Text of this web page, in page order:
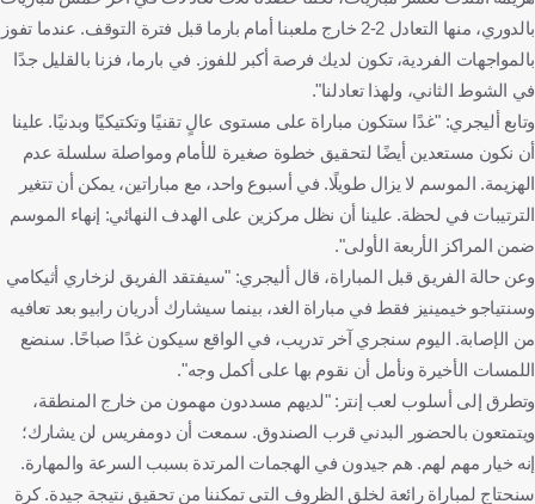
بالدوري، منها التعادل 2-2 خارج ملعبنا أمام بارما قبل فترة التوقف. عندما تفوز
بالمواجهات الفردية، تكون لديك فرصة أكبر للفوز. في بارما، فزنا بالقليل جدًا
في الشوط الثاني، ولهذا تعادلنا".
وتابع أليجري: "غدًا ستكون مباراة على مستوى عالٍ تقنيًا وتكتيكيًا وبدنيًا. علينا
أن نكون مستعدين أيضًا لتحقيق خطوة صغيرة للأمام ومواصلة سلسلة عدم
الهزيمة. الموسم لا يزال طويلًا. في أسبوع واحد، مع مباراتين، يمكن أن تتغير
الترتيبات في لحظة. علينا أن نظل مركزين على الهدف النهائي: إنهاء الموسم
ضمن المراكز الأربعة الأولى".
وعن حالة الفريق قبل المباراة، قال أليجري: "سيفتقد الفريق لزخاري أثيكامي
وسنتياجو خيمينيز فقط في مباراة الغد، بينما سيشارك أدريان رابيو بعد تعافيه
من الإصابة. اليوم سنجري آخر تدريب، في الواقع سيكون غدًا صباحًا. سنضع
اللمسات الأخيرة ونأمل أن نقوم بها على أكمل وجه".
وتطرق إلى أسلوب لعب إنتر: "لديهم مسددون مهمون من خارج المنطقة،
ويتمتعون بالحضور البدني قرب الصندوق. سمعت أن دومفريس لن يشارك؛
إنه خيار مهم لهم. هم جيدون في الهجمات المرتدة بسبب السرعة والمهارة.
سنحتاج لمباراة رائعة لخلق الظروف التي تمكننا من تحقيق نتيجة جيدة. كرة